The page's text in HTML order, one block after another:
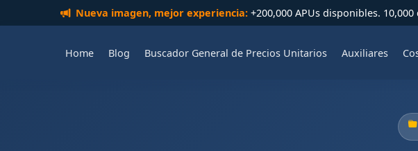
Nueva imagen, mejor experiencia:+200,000 APUs disponibles.
Home Blog Buscador General de Precios Unitarios Auxiliares